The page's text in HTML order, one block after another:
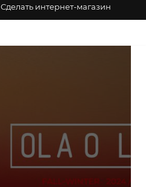
Сделать интернет-магазин